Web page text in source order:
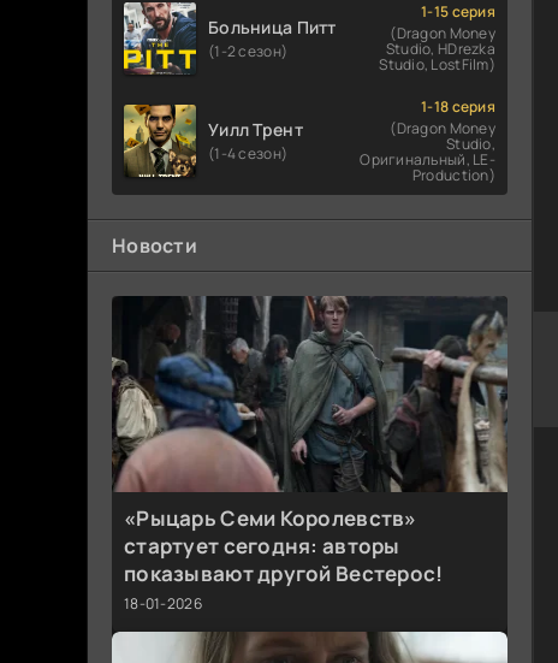
Больница Питт
(1-2 сезон)
1-15 серия
(Dragon Money
Studio, HDrezka
Studio, LostFilm)
Уилл Трент
(1-4 сезон)
1-18 серия
(Dragon Money
Studio,
Оригинальный, LE-
Production)
Новости
«Рыцарь Семи Королевств»
стартует сегодня: авторы
показывают другой Вестерос!
18-01-2026